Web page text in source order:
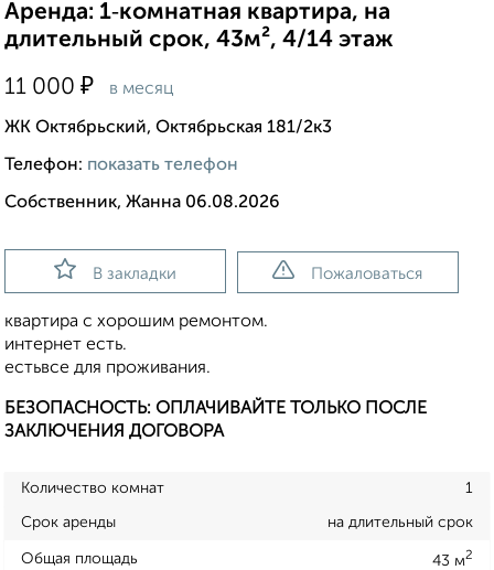
Аренда: 1‑комнатная квартира, на
длительный срок, 43м², 4/14 этаж
11 000 ₽ в месяц
ЖК Октябрьский, Октябрьская 181/2к3
Телефон: показать телефон
Собственник, Жанна 06.08.2026
В закладки Пожаловаться
квартира с хорошим ремонтом.
интернет есть.
естьвсе для проживания.
БЕЗОПАСНОСТЬ: ОПЛАЧИВАЙТЕ ТОЛЬКО ПОСЛЕ
ЗАКЛЮЧЕНИЯ ДОГОВОРА
Количество комнат 1
Срок аренды на длительный срок
Общая площадь 43 м2